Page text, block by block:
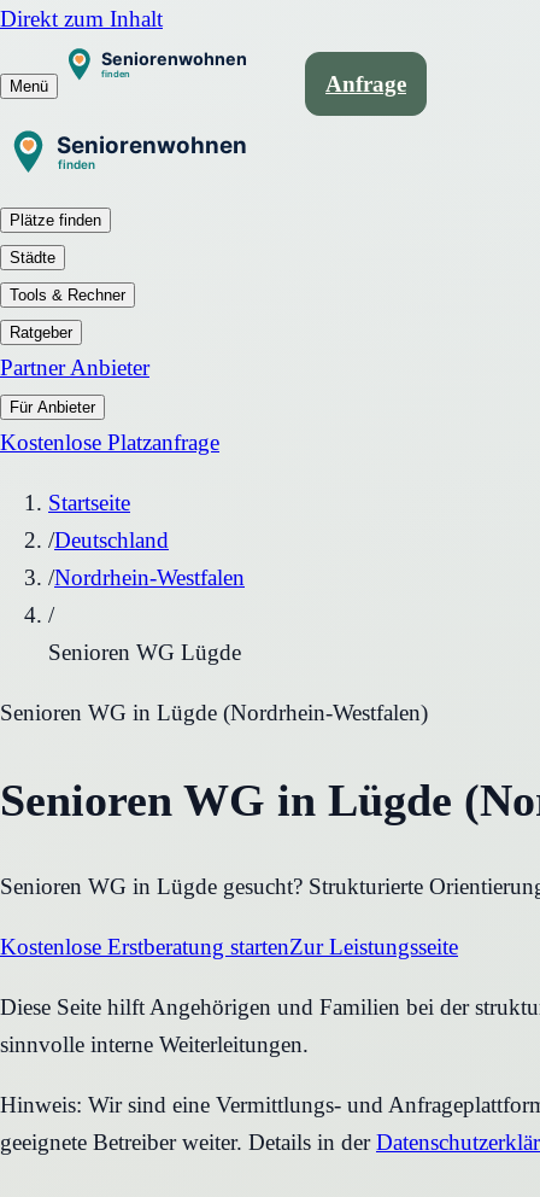
Direkt zum Inhalt
Menü Anfrage
Plätze finden
Städte
Tools & Rechner
Ratgeber
Partner Anbieter
Für Anbieter
Kostenlose Platzanfrage
Startseite
/Deutschland
/Nordrhein-Westfalen
/
Senioren WG Lügde
Senioren WG in Lügde (Nordrhein-Westfalen)
Senioren WG in Lügde
Senioren WG in Lügde gesucht? Strukturierte
Kostenlose Erstberatung startenZur Leistungsseite
Diese Seite hilft Angehörigen und Familien bei der
sinnvolle interne Weiterleitungen.
Hinweis: Wir sind eine Vermittlungs- und
geeignete Betreiber weiter. Details in der